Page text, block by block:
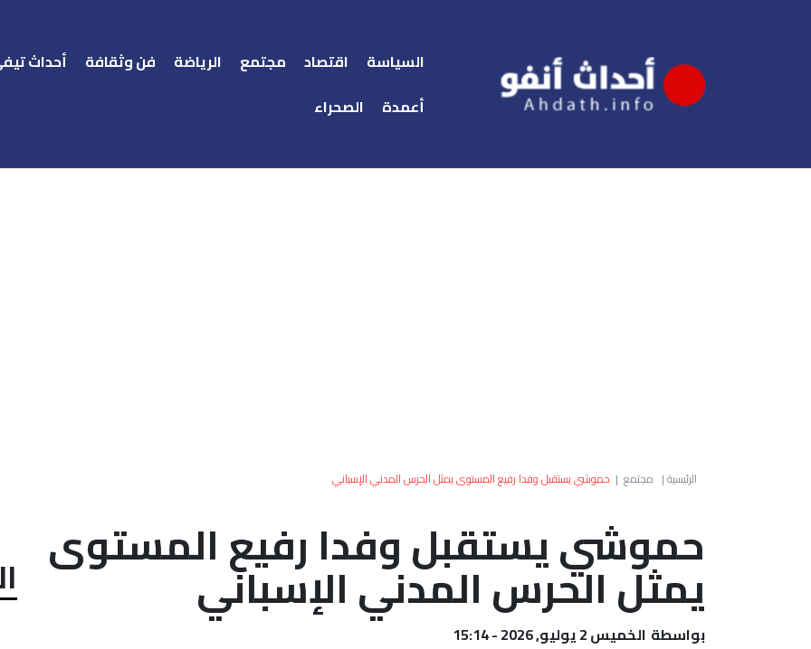
السياسة اقتصاد مجتمع الرياضة فن وثقافة أحداث
أعمدة
الصحراء
الرئيسية| مجتمع | حموشي يستقبل وفدا رفيع المستوى يمثل الحرس المدني الإسباني
حموشي يستقبل وفدا رفيع المستوى
يمثل الحرس المدني الإسباني
بواسطة الخميس 2 يوليو, 2026 - 15:14